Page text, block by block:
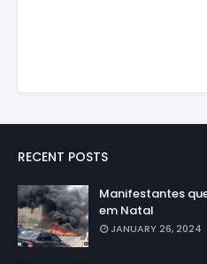
RECENT POSTS
Manifestantes
em Natal
JANUARY 26, 2024